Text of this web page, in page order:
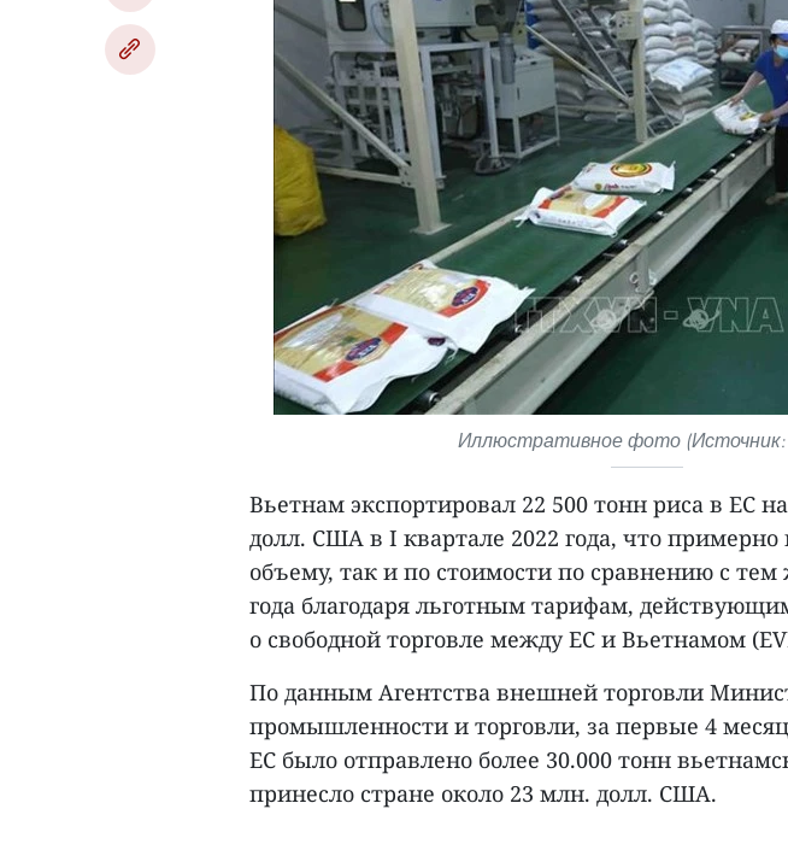
Иллюстративное фото
Вьетнам экспортировал 22 500 тонн риса в ЕС
долл. США в I квартале 2022 года, что примерно
объему, так и по стоимости по сравнению с
года благодаря льготным тарифам,
о свободной торговле между ЕС и Вьетнамом
По данным Агентства внешней торговли
промышленности и торговли, за первые 4
ЕС было отправлено более 30.000 тонн
принесло стране около 23 млн. долл. США.